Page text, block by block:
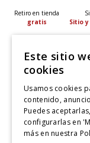
Retiro en tienda
gratis
Sitio
Legal
Cuenta
Este sitio
cookies
Usamos cookies
contenido,
Puedes
configurarlas en
más en nuestra